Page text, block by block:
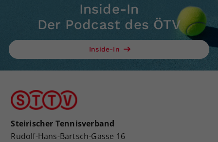
Inside-In
Der Podcast des ÖTV
Inside-In
Steirischer Tennisverband
Rudolf-Hans-Bartsch-Gasse 16